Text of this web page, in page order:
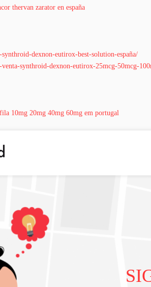
thervan zarator en españa
dexnon-eutirox-best-solution-españa/
venta-synthroid-dexnon-eutirox-25mcg-50mcg-
10mg 20mg 40mg 60mg em portugal